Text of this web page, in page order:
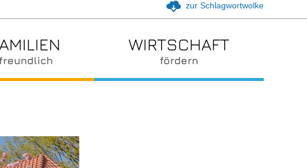
zur Schlagwortwolke
freundlich
WIRTSCHAFT
fördern